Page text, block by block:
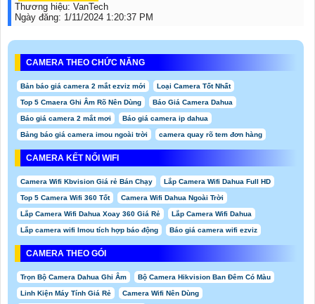
Thương hiệu: VanTech
Ngày đăng: 1/11/2024 1:20:37 PM
CAMERA THEO CHỨC NĂNG
Bản báo giá camera 2 mắt ezviz mới Loại Camera Tốt Nhất
Top 5 Cmaera Ghi Âm Rõ Nên Dùng Báo Giá Camera Dahua
Báo giá camera 2 mắt mơi Báo giá camera ip dahua
Bảng báo giá camera imou ngoài trời camera quay rõ tem đơn hàng
CAMERA KẾT NỐI WIFI
Camera Wifi Kbvision Giá rẻ Bán Chạy Lắp Camera Wifi Dahua Full HD
Top 5 Camera Wifi 360 Tốt Camera Wifi Dahua Ngoài Trời
Lắp Camera Wifi Dahua Xoay 360 Giá Rẻ Lắp Camera Wifi Dahua
Lắp camera wifi Imou tích hợp báo động Báo giá camera wifi ezviz
CAMERA THEO GÓI
Trọn Bộ Camera Dahua Ghi Âm Bộ Camera Hikvision Ban Đêm Có Màu
Linh Kiện Máy Tính Giá Rẻ Camera Wifi Nên Dùng